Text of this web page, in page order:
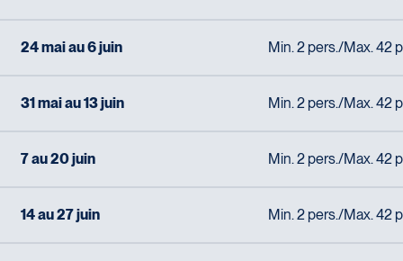
24 mai au 6 juin Min. 2 pers./Max. 42
31 mai au 13 juin Min. 2 pers./Max. 42
7 au 20 juin Min. 2 pers./Max. 42
14 au 27 juin Min. 2 pers./Max. 42